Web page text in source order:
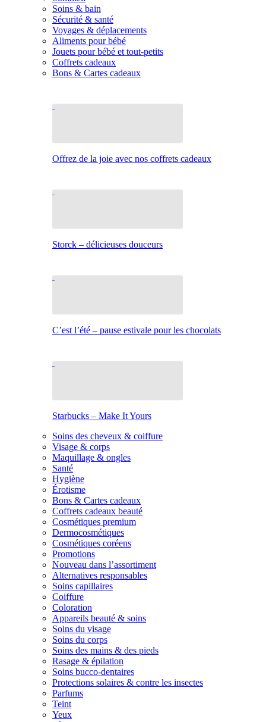
Soins & bain
Sécurité & santé
Voyages & déplacements
Aliments pour bébé
Jouets pour bébé et tout-petits
Coffrets cadeaux
Bons & Cartes cadeaux
Offrez de la joie avec nos coffrets cadeaux
Storck – délicieuses douceurs
C’est l’été – pause estivale pour les chocolats
Starbucks – Make It Yours
Soins des cheveux & coiffure
Visage & corps
Maquillage & ongles
Santé
Hygiène
Érotisme
Bons & Cartes cadeaux
Coffrets cadeaux beauté
Cosmétiques premium
Dermocosmétiques
Cosmétiques coréens
Promotions
Nouveau dans l’assortiment
Alternatives responsables
Soins capillaires
Coiffure
Coloration
Appareils beauté & soins
Soins du visage
Soins du corps
Soins des mains & des pieds
Rasage & épilation
Soins bucco-dentaires
Protections solaires & contre les insectes
Parfums
Teint
Yeux